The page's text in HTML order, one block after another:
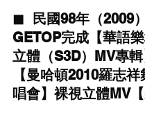
◼  民國98年（2009
GETOP完成【華語
立體（S3D）MV專
【曼哈頓2010羅志
唱會】裸視立體MV【